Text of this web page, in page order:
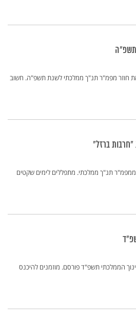
את חוזר מפמ"ר תנ"ך ממלכתי לשנת תשפ"ה. חשוב
ברזל"
ממפמ"ר תנ"ך ממלכתי. מתפללים לימים שקטים
הממלכתי תשפ"ד פורסם. מוזמנים להיכנס